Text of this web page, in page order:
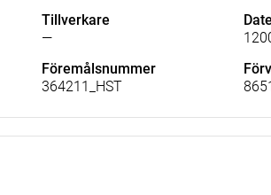
Tillverkare
—
Föremålsnummer
364211_HST